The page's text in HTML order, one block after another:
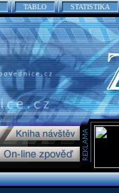
TABLO STATISTIKA